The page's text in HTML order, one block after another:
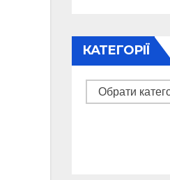
КАТЕГОРІЇ
Категорії